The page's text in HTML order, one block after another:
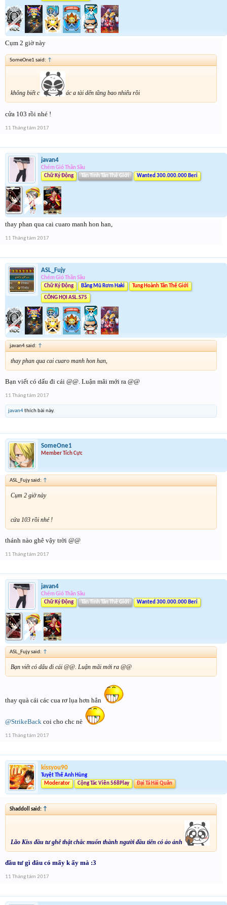
Cụm 2 giờ này
SomeOne1 said: ↑
không biết c ác a tài dến tầng bao nhiểu rồi
cửa 103 rồi nhé !
11 Tháng tám 2017
javan4
Chém Gió Thần Sầu
Chữ Ký Động
Tân Tinh Tân Thế Giới Wanted 300.000.000 Beri
thay phan qua cai cuaro manh hon han,
11 Tháng tám 2017
ASL_Fujy
Chém Gió Thần Sầu
Chữ Ký Động
Băng Mũ Rơm Haki Tung Hoành Tân Thế Giới
CÔNG HỘI ASL.S75
javan4 said: ↑
thay phan qua cai cuaro manh hon han,
Bạn viết có dấu đi cái @@. Luận mãi mới ra @@
11 Tháng tám 2017
javan4thích bài này.
SomeOne1
Member Tích Cực
ASL_Fujy said: ↑
Cụm 2 giờ này
cửa 103 rồi nhé !
thánh nào ghê vậy trời @@
11 Tháng tám 2017
javan4
Chém Gió Thần Sầu
Chữ Ký Động
Tân Tinh Tân Thế Giới Wanted 300.000.000 Beri
ASL_Fujy said: ↑
Bạn viết có dấu đi cái @@. Luận mãi mới ra @@
thay quà cái các cua rơ lụa hơn hẳn
@StrikeBack coi cho chc nè
11 Tháng tám 2017
kissyou90
Tuyệt Thế Anh Hùng
Moderator
Cộng Tác Viên 568Play Đại Tá Hải Quân
Shaddoll said: ↑
Lão Kiss đầu tư ghê thật chắc muốn thành người đầu tiên có ảo ảnh
đầu tư gì đâu có mấy k ấy mà :3
11 Tháng tám 2017